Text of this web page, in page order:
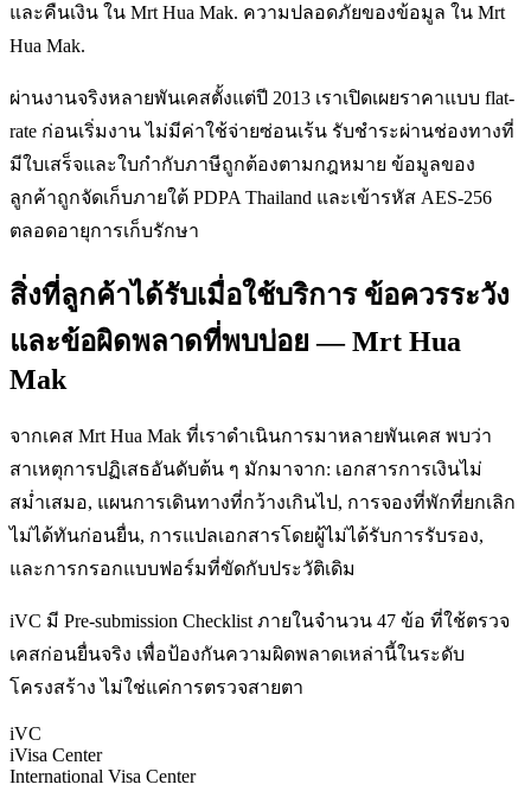
และคืนเงิน ใน Mrt Hua Mak. ความปลอดภัยของข้อมูล ใน Mrt
Hua Mak.
ผ่านงานจริงหลายพันเคสตั้งแต่ปี 2013 เราเปิดเผยราคาแบบ flat-
rate ก่อนเริ่มงาน ไม่มีค่าใช้จ่ายซ่อนเร้น รับชำระผ่านช่องทางที่
มีใบเสร็จและใบกำกับภาษีถูกต้องตามกฎหมาย ข้อมูลของ
ลูกค้าถูกจัดเก็บภายใต้ PDPA Thailand และเข้ารหัส AES-256
ตลอดอายุการเก็บรักษา
สิ่งที่ลูกค้าได้รับเมื่อใช้บริการ ข้อควรระวัง
และข้อผิดพลาดที่พบบ่อย — Mrt Hua
Mak
จากเคส Mrt Hua Mak ที่เราดำเนินการมาหลายพันเคส พบว่า
สาเหตุการปฏิเสธอันดับต้น ๆ มักมาจาก: เอกสารการเงินไม่
สม่ำเสมอ, แผนการเดินทางที่กว้างเกินไป, การจองที่พักที่ยกเลิก
ไม่ได้ทันก่อนยื่น, การแปลเอกสารโดยผู้ไม่ได้รับการรับรอง,
และการกรอกแบบฟอร์มที่ขัดกับประวัติเดิม
iVC มี Pre-submission Checklist ภายในจำนวน 47 ข้อ ที่ใช้ตรวจ
เคสก่อนยื่นจริง เพื่อป้องกันความผิดพลาดเหล่านี้ในระดับ
โครงสร้าง ไม่ใช่แค่การตรวจสายตา
iVC
iVisa Center
International Visa Center